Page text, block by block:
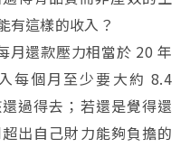
有這樣的收入？
月還款壓力相當於 20 年
每個月至少要大約 8.4
過得去；若還是覺得還
出自己財力能夠負擔的